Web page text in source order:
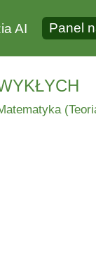
AI Panel